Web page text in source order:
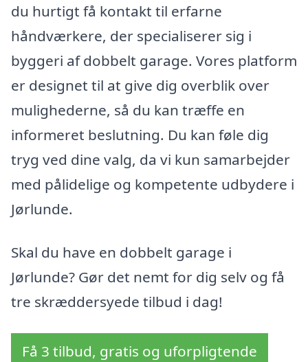
du hurtigt få kontakt til erfarne
håndværkere, der specialiserer sig i
byggeri af dobbelt garage. Vores platform
er designet til at give dig overblik over
mulighederne, så du kan træffe en
informeret beslutning. Du kan føle dig
tryg ved dine valg, da vi kun samarbejder
med pålidelige og kompetente udbydere i
Jørlunde.
Skal du have en dobbelt garage i
Jørlunde? Gør det nemt for dig selv og få
tre skræddersyede tilbud i dag!
Få 3 tilbud, gratis og uforpligtende